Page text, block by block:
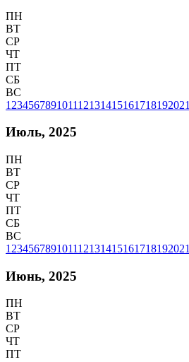
ПН
ВТ
СР
ЧТ
ПТ
СБ
ВС
1 23456789101112131415161718192021
Июль, 2025
ПН
ВТ
СР
ЧТ
ПТ
СБ
ВС
1 23456789101112131415161718192021
Июнь, 2025
ПН
ВТ
СР
ЧТ
ПТ